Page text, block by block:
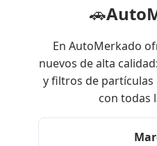
🚗
En AutoMerkado
nuevos de alta
y filtros de partículas
con todas